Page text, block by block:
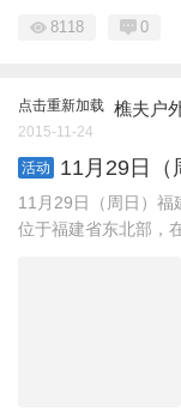
8118 0
点击重新加载 樵夫户
2015-11-24
活动 11月29日（
11月29日（周日）福
位于福建省东北部，